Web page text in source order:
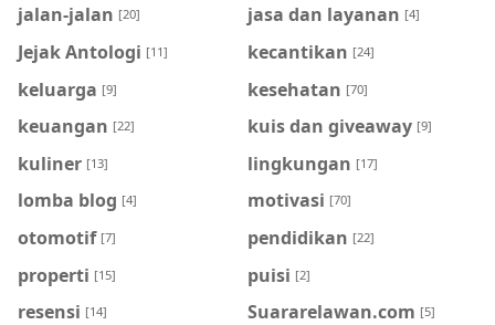
jalan-jalan [20] jasa dan layanan [4]
Jejak Antologi [11] kecantikan [24]
keluarga [9] kesehatan [70]
keuangan [22] kuis dan giveaway [9]
kuliner [13] lingkungan [17]
lomba blog [4] motivasi [70]
otomotif [7] pendidikan [22]
properti [15] puisi [2]
resensi [14] Suararelawan.com [5]